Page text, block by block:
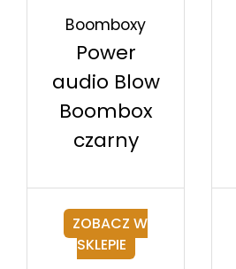
Boomboxy
Power
audio Blow
Boombox
czarny
ZOBACZ W
SKLEPIE